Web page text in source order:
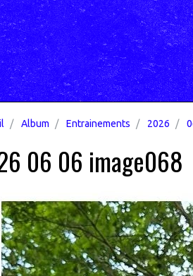
Album Entrainements 2026
06 06 image068